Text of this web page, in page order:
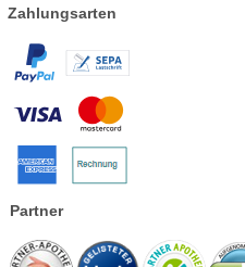
Zahlungsarten
Partner